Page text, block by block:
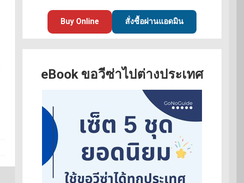
Buy Online สั่งซื้อผ่านแอดมิน
eBook ขอวีซ่าไปต่างประเทศ